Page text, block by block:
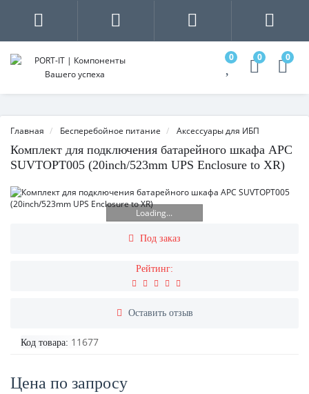
0 0 0
Главная Бесперебойное питание Аксессуары для ИБП
Комплект для подключения батарейного шкафа APC
SUVTOPT005 (20inch/523mm UPS Enclosure to XR)
Loading...
Под заказ
Рейтинг:
Оставить отзыв
Код товара: 11677
Цена по запросу